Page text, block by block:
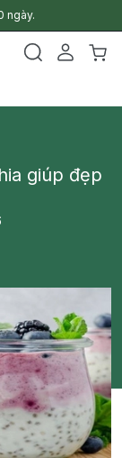
ngày.
giúp đẹp